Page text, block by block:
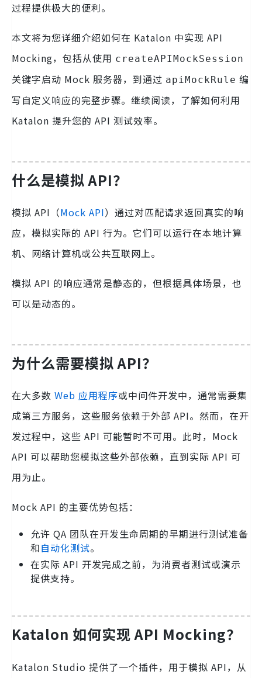
过程提供极大的便利。
本文将为您详细介绍如何在 Katalon 中实现 API
Mocking，包括从使用 createAPIMockSession
关键字启动 Mock 服务器，到通过 apiMockRule 编
写自定义响应的完整步骤。继续阅读，了解如何利用
Katalon 提升您的 API 测试效率。
什么是模拟 API？
模拟 API（Mock API）通过对匹配请求返回真实的响
应，模拟实际的 API 行为。它们可以运行在本地计算
机、网络计算机或公共互联网上。
模拟 API 的响应通常是静态的，但根据具体场景，也
可以是动态的。
为什么需要模拟 API？
在大多数 Web 应用程序或中间件开发中，通常需要集
成第三方服务，这些服务依赖于外部 API。然而，在开
发过程中，这些 API 可能暂时不可用。此时，Mock
API 可以帮助您模拟这些外部依赖，直到实际 API 可
用为止。
Mock API 的主要优势包括：
允许 QA 团队在开发生命周期的早期进行测试准备
和自动化测试。
在实际 API 开发完成之前，为消费者测试或演示
提供支持。
Katalon 如何实现 API Mocking？
Katalon Studio 提供了一个插件，用于模拟 API，从